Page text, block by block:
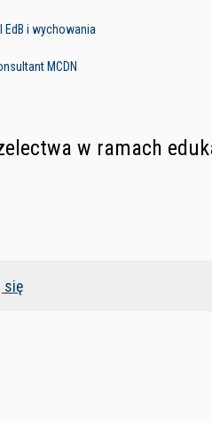
i wychowania
MCDN
w ramach
się